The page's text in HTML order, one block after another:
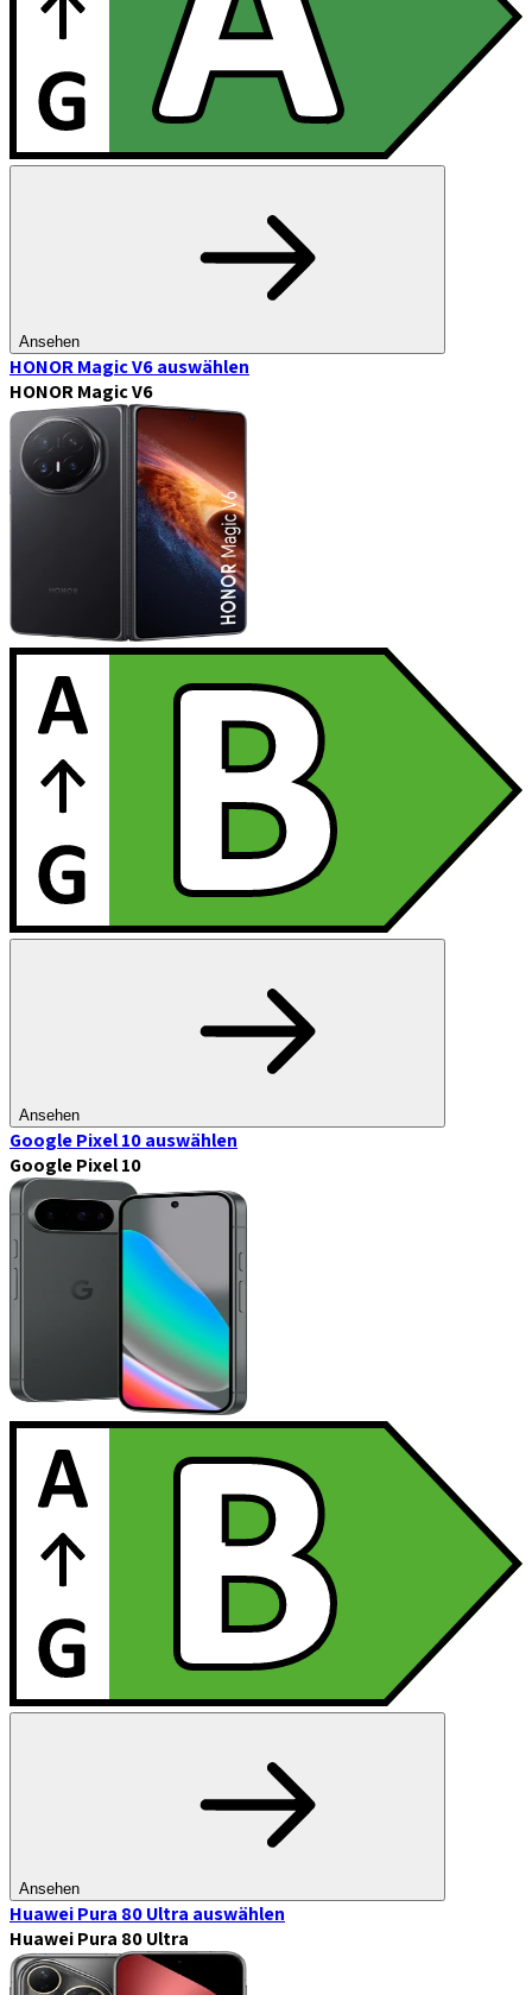
Ansehen
HONOR Magic V6auswählen
HONOR Magic V6
Ansehen
Google Pixel 10auswählen
Google Pixel 10
Ansehen
Huawei Pura 80 Ultra auswählen
Huawei Pura 80 Ultra